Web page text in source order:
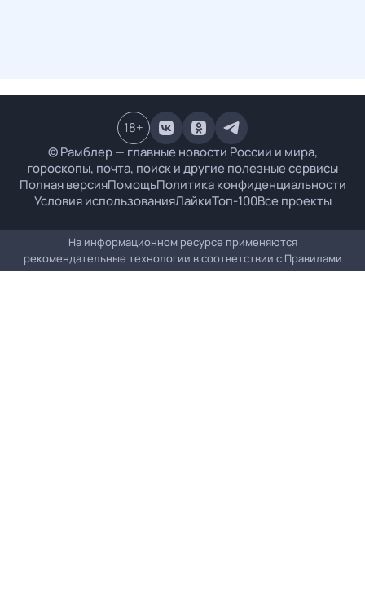
© Рамблер — главные новости России и мира,
гороскопы, почта, поиск и другие полезные сервисы
Полная версияПомощьПолитика конфиденциальности
Условия использованияЛайкиТоп-100Все проекты
18+
На информационном ресурсе применяются
рекомендательные технологии в соответствии с Правилами